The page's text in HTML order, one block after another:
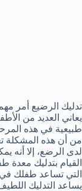
تدليك الرضيع أمر
يعاني العديد من
طبيعية في هذه
من أن هذه المشكلة
لدى الرضع، إلا أنه
القيام بتدليك معدة
التي تساعد طفلك
يساعد التدليك